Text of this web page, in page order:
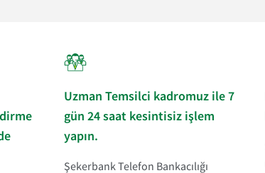
Uzman Temsilci kadromuz ile 7
gün 24 saat kesintisiz işlem
yapın.
Şekerbank Telefon Bankacılığı